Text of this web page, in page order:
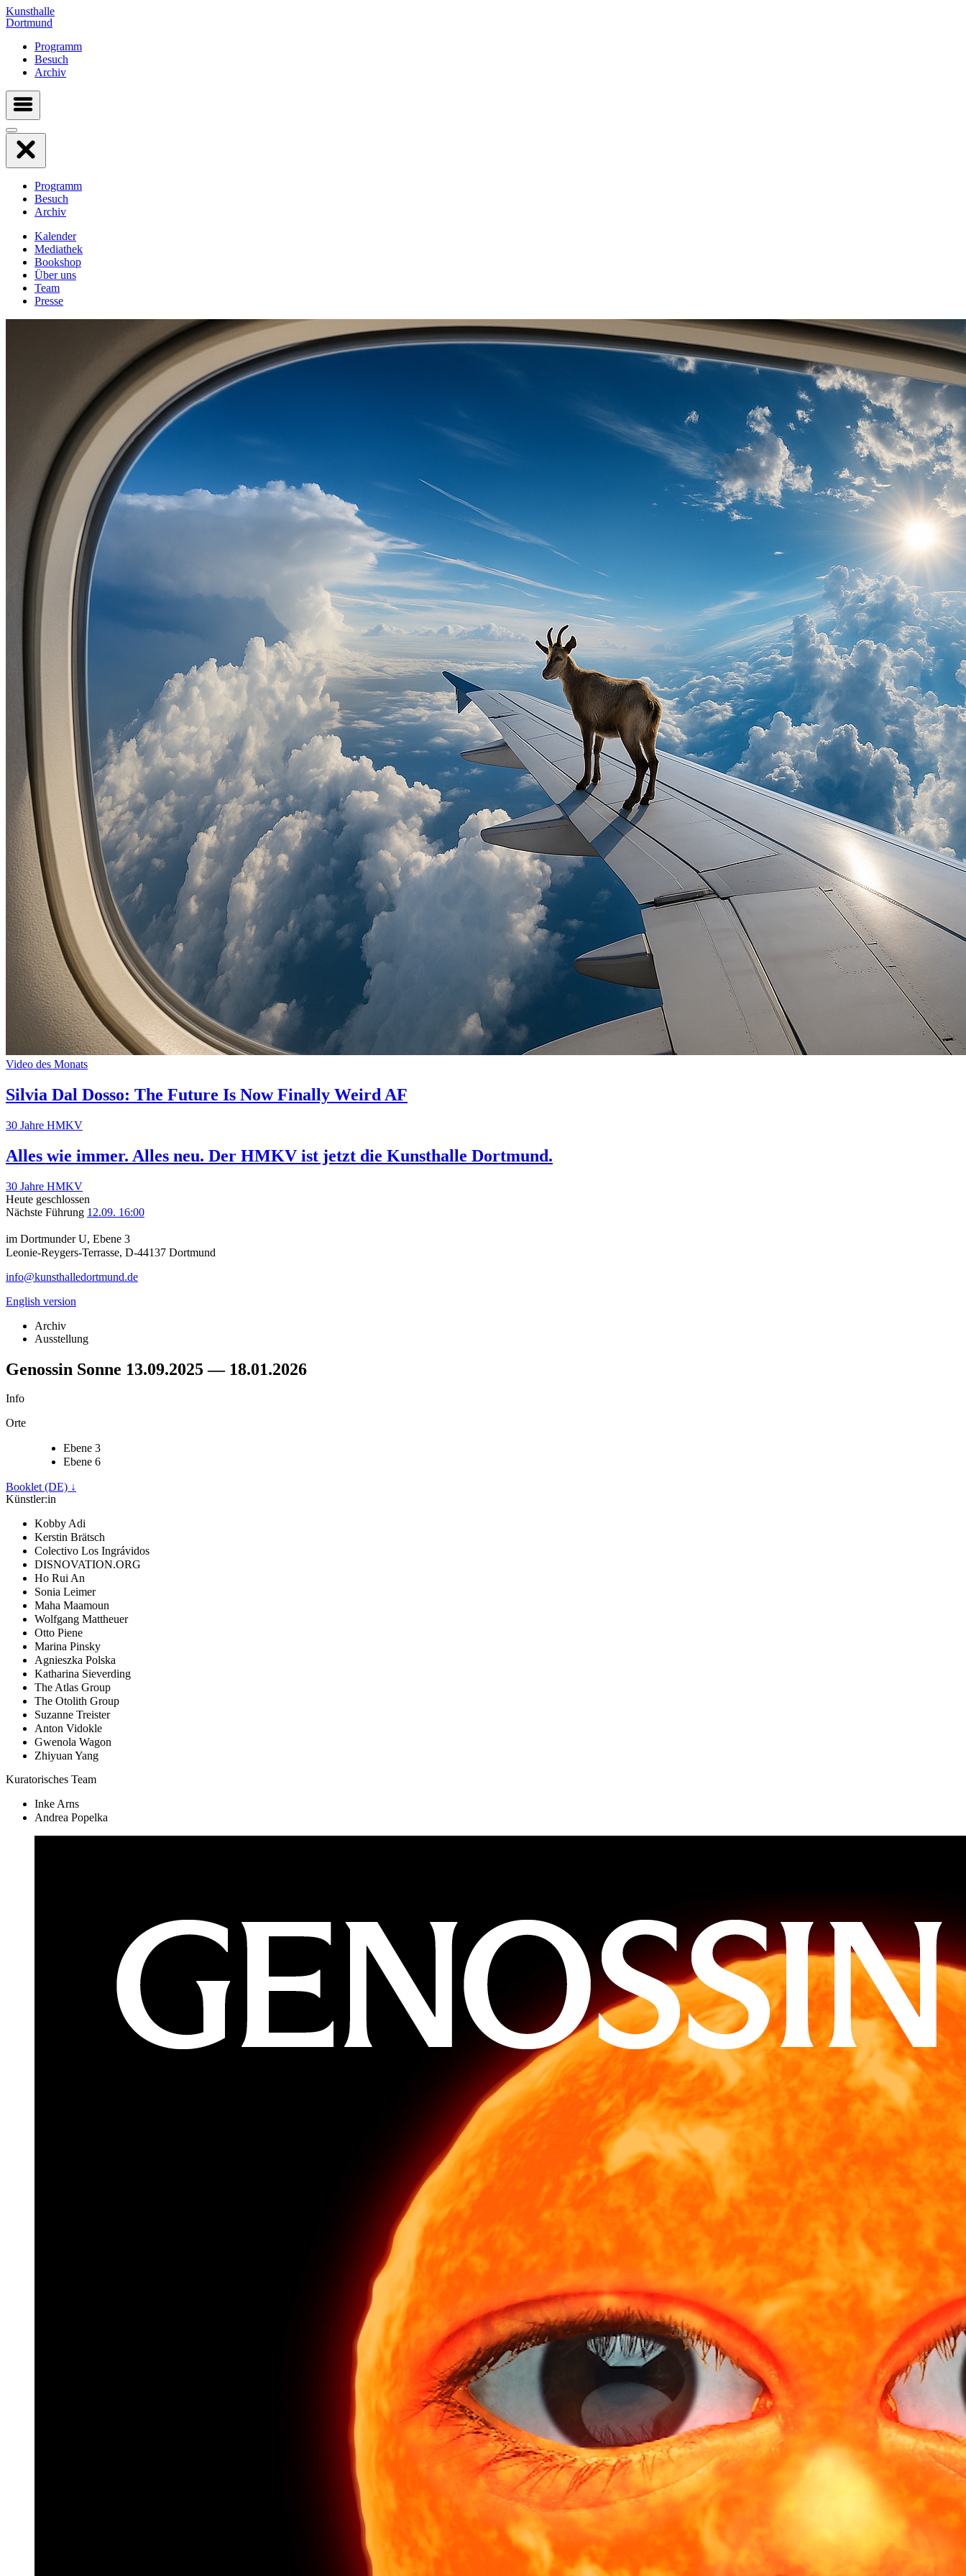
Kunsthalle
Dortmund
Programm
Besuch
Archiv
Programm
Besuch
Archiv
Kalender
Mediathek
Bookshop
Über uns
Team
Presse
Video des Monats
Silvia Dal Dosso: The Future Is Now Finally Weird AF
30 Jahre HMKV
Alles wie immer. Alles neu. Der HMKV ist jetzt die Kunsthalle Dortmund.
30 Jahre HMKV
Heute geschlossen
Nächste Führung 12.09. 16:00
im Dortmunder U, Ebene 3
Leonie-Reygers-Terrasse, D-44137 Dortmund
info@kunsthalledortmund.de
English version
Archiv
Ausstellung
Genossin Sonne 13.09.2025 — 18.01.2026
Info
Orte
Ebene 3
Ebene 6
Booklet (DE) ↓
Künstler:in
Kobby Adi
Kerstin Brätsch
Colectivo Los Ingrávidos
DISNOVATION.ORG
Ho Rui An
Sonia Leimer
Maha Maamoun
Wolfgang Mattheuer
Otto Piene
Marina Pinsky
Agnieszka Polska
Katharina Sieverding
The Atlas Group
The Otolith Group
Suzanne Treister
Anton Vidokle
Gwenola Wagon
Zhiyuan Yang
Kuratorisches Team
Inke Arns
Andrea Popelka